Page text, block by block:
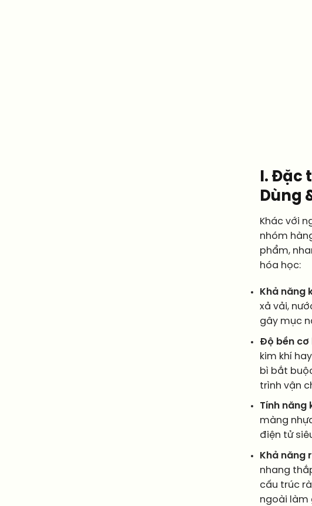
I. Đặc
Dùng
Khác với
nhóm
phẩm,
hóa học:
Khả năng
xả vải,
gây mục
Độ bền cơ
kim khí
bì bắt
trình vận
Tính
màng
điện tử
Khả năng
nhang
cấu trúc
ngoài làm